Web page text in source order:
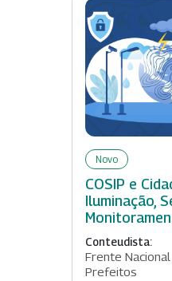
Novo
COSIP e
Iluminação,
Conteudista:
Frente
Prefeitos